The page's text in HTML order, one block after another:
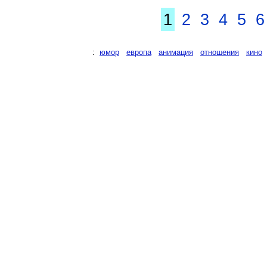
1 2 3 4 5 6
: юмор европа анимация отношения кино